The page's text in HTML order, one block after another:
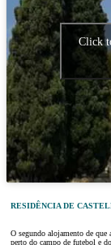
Click
RESIDÊNCIA DE
O segundo alojamento de que
perto do campo de futebol e